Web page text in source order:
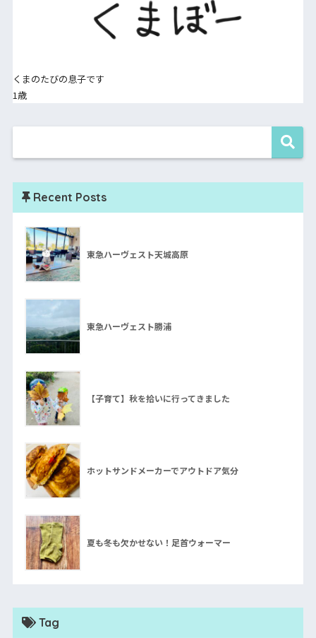
くまのたびの息子です
1歳
Recent Posts
東急ハーヴェスト天城高原
東急ハーヴェスト勝浦
【子育て】秋を拾いに行ってきました
ホットサンドメーカーでアウトドア気分
夏も冬も欠かせない！足首ウォーマー
Tag